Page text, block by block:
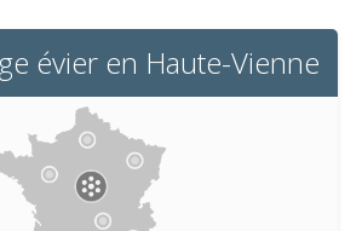
évier en Haute-Vienne